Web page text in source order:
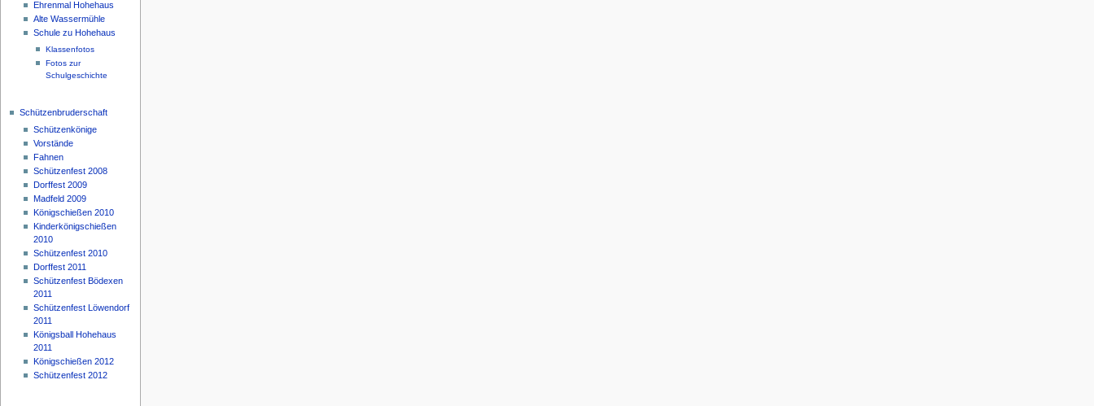
Ehrenmal Hohehaus
Alte Wassermühle
Schule zu Hohehaus
Klassenfotos
Fotos zur
Schulgeschichte
Schützenbruderschaft
Schützenkönige
Vorstände
Fahnen
Schützenfest 2008
Dorffest 2009
Madfeld 2009
Königschießen 2010
Kinderkönigschießen
2010
Schützenfest 2010
Dorffest 2011
Schützenfest Bödexen
2011
Schützenfest Löwendorf
2011
Königsball Hohehaus
2011
Königschießen 2012
Schützenfest 2012